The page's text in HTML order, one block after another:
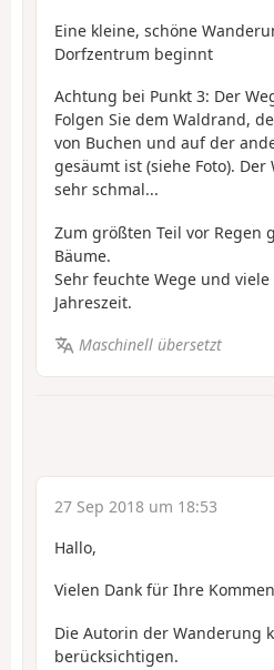
Eine kleine, schöne
Dorfzentrum beginnt
Achtung bei Punkt 3: Der
Folgen Sie dem Waldrand,
von Buchen und auf der
gesäumt ist (siehe Foto).
sehr schmal...
Zum größten Teil vor Regen
Bäume.
Sehr feuchte Wege und
Jahreszeit.
Maschinell übersetzt
27 Sep 2018 um 18:53
Hallo,
Vielen Dank für Ihre
Die Autorin der Wanderung
berücksichtigen.